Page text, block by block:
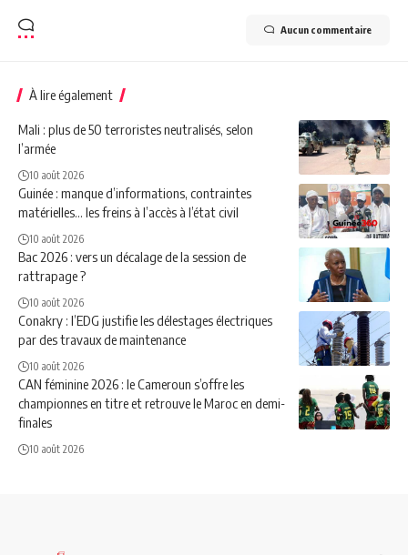
Aucun commentaire
À lire également
Mali : plus de 50 terroristes neutralisés, selon
l’armée
10 août 2026
Guinée : manque d’informations, contraintes
matérielles… les freins à l’accès à l’état civil
10 août 2026
Bac 2026 : vers un décalage de la session de
rattrapage ?
10 août 2026
Conakry : l’EDG justifie les délestages électriques
par des travaux de maintenance
10 août 2026
CAN féminine 2026 : le Cameroun s’offre les
championnes en titre et retrouve le Maroc en demi-
finales
10 août 2026